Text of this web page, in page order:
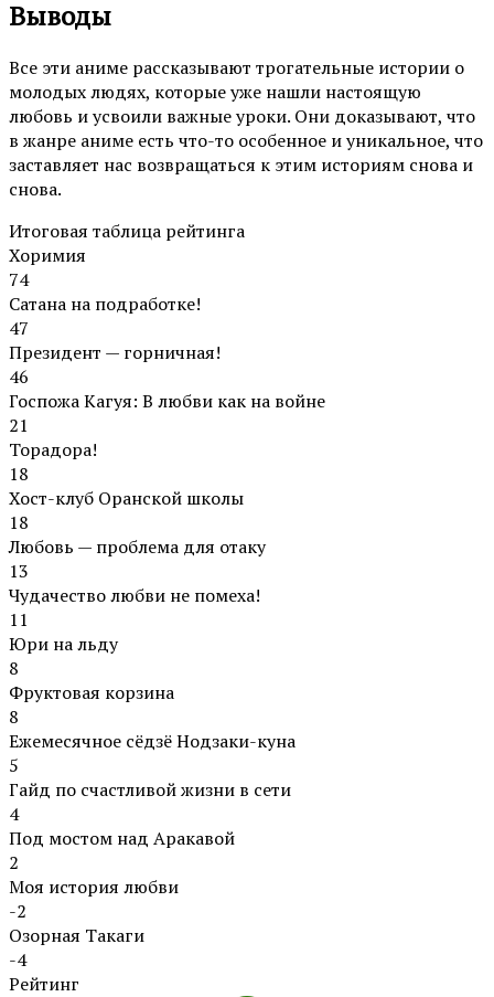
Выводы
Все эти аниме рассказывают трогательные истории о
молодых людях, которые уже нашли настоящую
любовь и усвоили важные уроки. Они доказывают, что
в жанре аниме есть что-то особенное и уникальное, что
заставляет нас возвращаться к этим историям снова и
снова.
Итоговая таблица рейтинга
Хоримия
74
Сатана на подработке!
47
Президент — горничная!
46
Госпожа Кагуя: В любви как на войне
21
Торадора!
18
Хост-клуб Оранской школы
18
Любовь — проблема для отаку
13
Чудачество любви не помеха!
11
Юри на льду
8
Фруктовая корзина
8
Ежемесячное сёдзё Нодзаки-куна
5
Гайд по счастливой жизни в сети
4
Под мостом над Аракавой
2
Моя история любви
-2
Озорная Такаги
-4
Рейтинг